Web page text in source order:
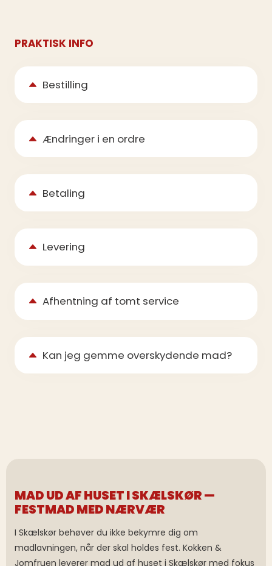
PRAKTISK INFO
Bestilling
Ændringer i en ordre
Betaling
Levering
Afhentning af tomt service
Kan jeg gemme overskydende mad?
MAD UD AF HUSET I SKÆLSKØR —
FESTMAD MED NÆRVÆR
I Skælskør behøver du ikke bekymre dig om
madlavningen, når der skal holdes fest. Kokken &
Jomfruen leverer mad ud af huset i Skælskør med fokus